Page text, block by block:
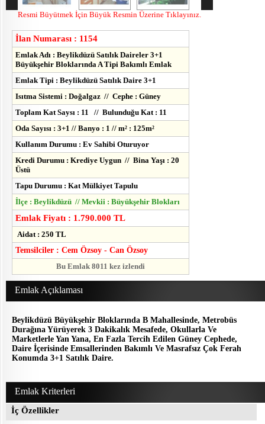
Resmi Büyütmek İçin Büyük Resmin Üzerine Tıklayınız.
İlan Numarası : 1154
Emlak Adı : Beylikdüzü Satılık Daireler 3+1
Büyükşehir Bloklarında A Tipi Bakımlı Emlak
Emlak Tipi : Beylikdüzü Satılık Daire 3+1
Isıtma Sistemi : Doğalgaz // Cephe : Güney
Toplam Kat Saysı : 11 // Bulunduğu Kat : 11
Oda Sayısı : 3+1 // Banyo : 1 // m² : 125m²
Kullanım Durumu : Ev Sahibi Oturuyor
Kredi Durumu : Krediye Uygun // Bina Yaşı : 20
Üstü
Tapu Durumu : Kat Mülkiyet Tapulu
İlçe : Beylikdüzü // Mevkii : Büyükşehir Blokları
Emlak Fiyatı : 1.790.000 TL
Aidat : 250 TL
Temsilciler : Cem Özsoy - Can Özsoy
Bu Emlak 8011 kez izlendi
Emlak Açıklaması
Beylikdüzü Büyükşehir Bloklarında B Mahallesinde, Metrobüs
Durağına Yürüyerek 3 Dakikalık Mesafede, Okullarla Ve
Marketlerle Yan Yana, En Fazla Tercih Edilen Güney Cephede,
Daire İçerisinde Emsallerinden Bakımlı Ve Masrafsız Çok Ferah
Konumda 3+1 Satılık Daire.
Emlak Kriterleri
İç Özellikler